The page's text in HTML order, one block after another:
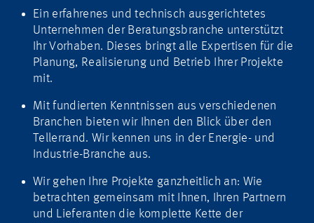
Ein erfahrenes und technisch ausgerichtetes
Unternehmen der Beratungsbranche unterstützt
Ihr Vorhaben. Dieses bringt alle Expertisen für die
Planung, Realisierung und Betrieb Ihrer Projekte
mit.
Mit fundierten Kenntnissen aus verschiedenen
Branchen bieten wir Ihnen den Blick über den
Tellerrand. Wir kennen uns in der Energie- und
Industrie-Branche aus.
Wir gehen Ihre Projekte ganzheitlich an: Wie
betrachten gemeinsam mit Ihnen, Ihren Partnern
und Lieferanten die komplette Kette der